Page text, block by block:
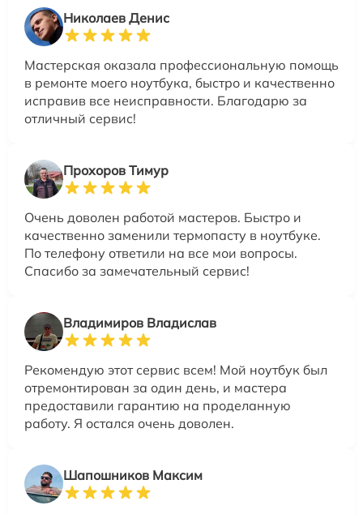
Николаев Денис
Мастерская оказала профессиональную помощь
в ремонте моего ноутбука, быстро и качественно
исправив все неисправности. Благодарю за
отличный сервис!
Прохоров Тимур
Очень доволен работой мастеров. Быстро и
качественно заменили термопасту в ноутбуке.
По телефону ответили на все мои вопросы.
Спасибо за замечательный сервис!
Владимиров Владислав
Рекомендую этот сервис всем! Мой ноутбук был
отремонтирован за один день, и мастера
предоставили гарантию на проделанную
работу. Я остался очень доволен.
Шапошников Максим